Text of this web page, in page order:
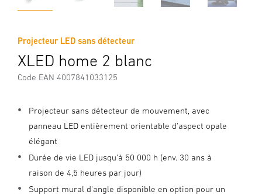
Projecteur LED sans détecteur
XLED home 2 blanc
Code EAN 4007841033125
Projecteur sans détecteur de mouvement, avec
panneau LED entièrement orientable d'aspect opale
élégant
Durée de vie LED jusqu’à 50 000 h (env. 30 ans à
raison de 4,5 heures par jour)
Support mural d'angle disponible en option pour un